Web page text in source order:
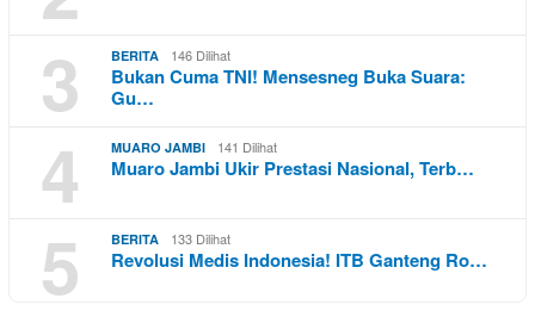
3 BERITA 146 Dilihat
Bukan Cuma TNI! Mensesneg Buka Suara:
Gu…
4 MUARO JAMBI 141 Dilihat
Muaro Jambi Ukir Prestasi Nasional, Terb…
5 BERITA 133 Dilihat
Revolusi Medis Indonesia! ITB Ganteng Ro…